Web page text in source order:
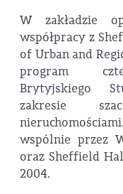
W zakładzie
współpracy z
of Urban and
program
Brytyjskiego
zakresie
wspólnie przez
oraz Sheffield
2004.